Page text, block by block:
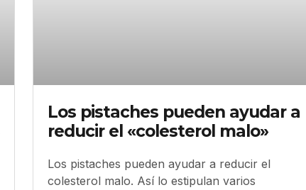
Los pistaches pueden ayudar a
reducir el «colesterol malo»
Los pistaches pueden ayudar a reducir el
colesterol malo. Así lo estipulan varios